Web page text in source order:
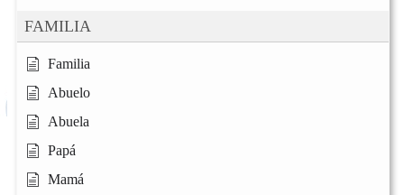
FAMILIA
Familia
Abuelo
Abuela
Papá
Mamá